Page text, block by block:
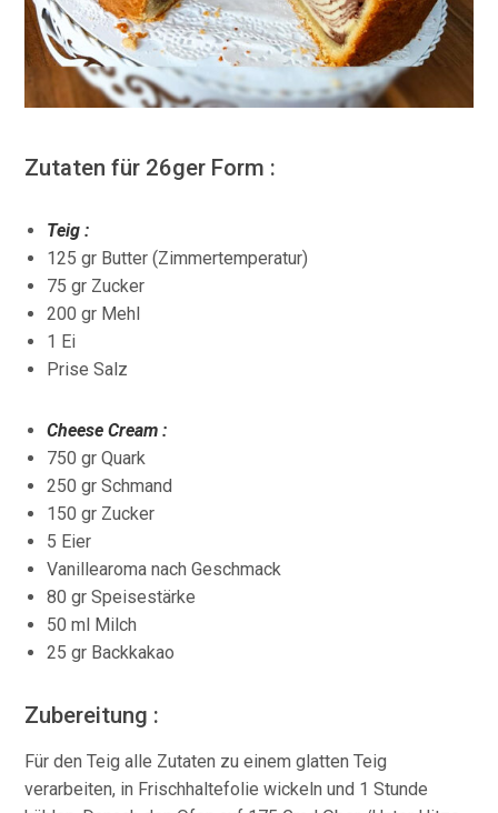
Zutaten für 26ger Form :
Teig :
125 gr Butter (Zimmertemperatur)
75 gr Zucker
200 gr Mehl
1 Ei
Prise Salz
Cheese Cream :
750 gr Quark
250 gr Schmand
150 gr Zucker
5 Eier
Vanillearoma nach Geschmack
80 gr Speisestärke
50 ml Milch
25 gr Backkakao
Zubereitung :
Für den Teig alle Zutaten zu einem glatten Teig
verarbeiten, in Frischhaltefolie wickeln und 1 Stunde